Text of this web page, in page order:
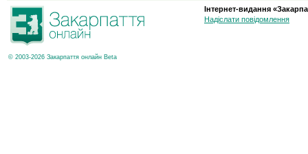
© 2003-2026 Закарпаття онлайн Beta
Інтернет-видання
Надіслати повідомлення